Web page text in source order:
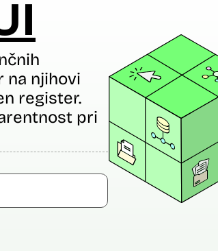
na njihovi
register.
pri